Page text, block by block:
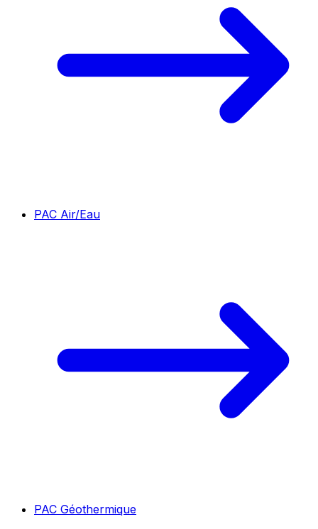
PAC Air/Eau
PAC Géothermique